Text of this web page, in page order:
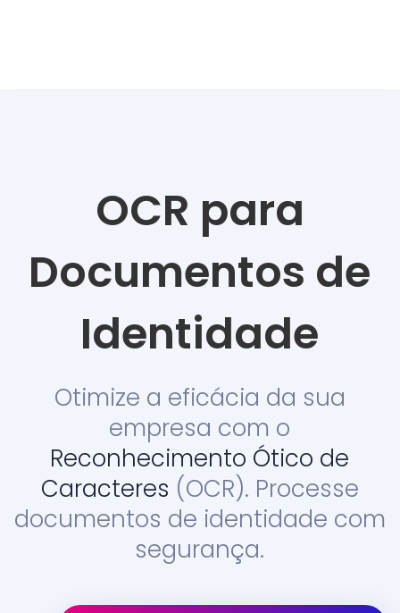
OCR para
Documentos de
Identidade
Otimize a eficácia da sua
empresa com o
Reconhecimento Ótico de
Caracteres (OCR). Processe
documentos de identidade com
segurança.